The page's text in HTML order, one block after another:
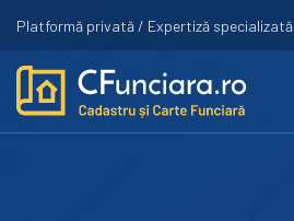
Platformă privată / Expertiză specializată